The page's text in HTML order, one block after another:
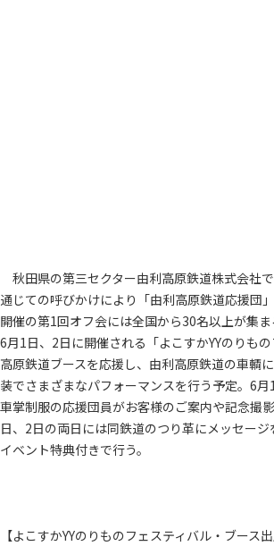
秋田県の第三セクター由利高原鉄道株式会社
通じての呼びかけにより「由利高原鉄道応援団
開催の第1回オフ会には全国から30名以上が集
6月1日、2日に開催される「よこすかYYのりも
高原鉄道ブースを応援し、由利高原鉄道の車輌
装でさまざまなパフォーマンスを行う予定。6
車掌制服の応援団員がお客様のご案内や記念撮
日、2日の両日には同鉄道のつり革にメッセー
イベント特典付きで行う。
【よこすかYYのりものフェスティバル・ブース出